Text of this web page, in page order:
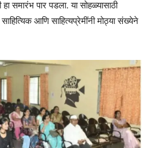
समारंभ पार पडला. या सोहळ्यासाठी
साहित्यिक आणि साहित्यप्रेमींनी मोठ्या संख्येने